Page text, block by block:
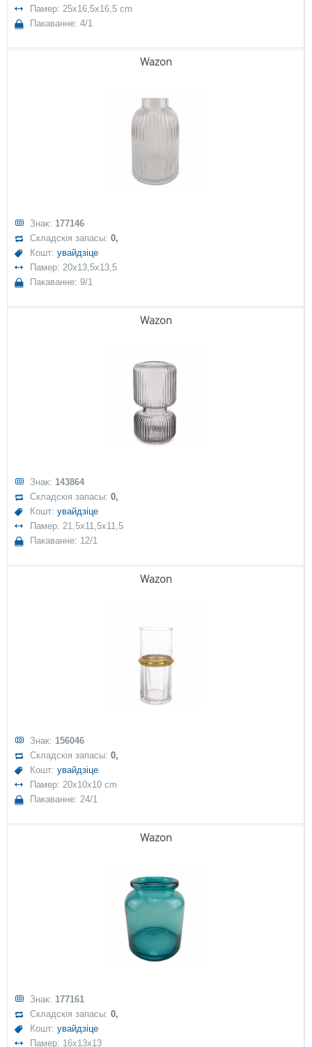
Памер: 25x16,5x16,5 cm
Пакаванне: 4/1
Wazon
Знак: 177146
Складскія запасы:0,
Кошт:увайдзіце
Памер: 20x13,5x13,5
Пакаванне: 9/1
Wazon
Знак: 143864
Складскія запасы:0,
Кошт:увайдзіце
Памер: 21,5x11,5x11,5
Пакаванне: 12/1
Wazon
Знак: 156046
Складскія запасы:0,
Кошт:увайдзіце
Памер: 20x10x10 cm
Пакаванне: 24/1
Wazon
Знак: 177161
Складскія запасы:0,
Кошт:увайдзіце
Памер: 16x13x13